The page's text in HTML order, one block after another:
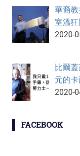
華裔
室溫
2020-
比爾
元的
2020-
FACEBOOK